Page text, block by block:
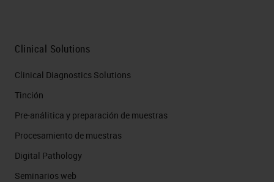
tumor microenvironment and the
for example. The more data we can
get out of very precious human
tissues, the better. It is the focus of
all the research in histopathology
now.
Clinical Solutions
Clinical Diagnostics Solutions
Tinción
Pre-análitica y preparación de muestras
Procesamiento de muestras
Digital Pathology
Seminarios web